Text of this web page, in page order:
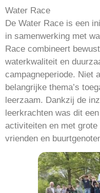
Water Race
De Water Race is een
in samenwerking met
Race combineert
waterkwaliteit en
campagneperiode. Niet
belangrijke thema’s
leerzaam. Dankzij de
leerkrachten was dit
activiteiten en met
vrienden en